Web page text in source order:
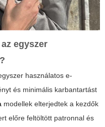
egyszer
használatos e-
és minimális karbantartást
modellek elterjedtek a kezdők
előre feltöltött patronnal és